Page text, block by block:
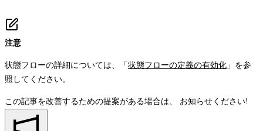
注意
状態フローの詳細については、「 状態フローの定義の有効化 」を参
照してください。
この記事を改善するための提案がある場合は、 お知らせください!